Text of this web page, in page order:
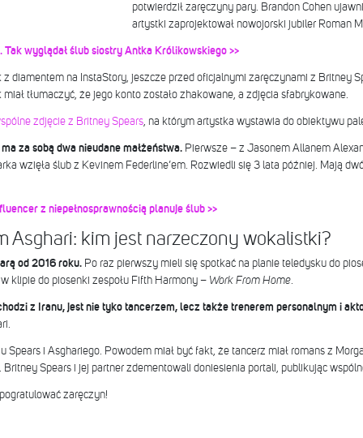
potwierdził zaręczyny pary. Brandon Cohen
artystki zaprojektował nowojorski jubiler Roman
wyglądał ślub siostry Antka Królikowskiego >>
z diamentem na InstaStory, jeszcze przed oficjalnymi zaręczynami z Britney
tłumaczyć, że jego konto zostało zhakowane, a zdjęcia sfabrykowane.
zdjęcie z Britney Spears, na którym artystka wystawia do obiektywu
za sobą dwa nieudane małżeństwa.Pierwsze – z Jasonem Allanem
wzięła ślub z Kevinem Federline’em. Rozwiedli się 3 lata później. Mają
z niepełnosprawnością planuje ślub >>
Asghari: kim jest narzeczony wokalistki?
od 2016 roku. Po raz pierwszy mieli się spotkać na planie teledysku do
klipie do piosenki zespołu Fifth Harmony –Work From Home.
z Iranu, jest nie tyko tancerzem, lecz także trenerem personalnym i
Spears i Asghariego. Powodem miał być fakt, że tancerz miał romans z
Britney Spears i jej partner zdementowali doniesienia portali, publikując
zaręczyn!